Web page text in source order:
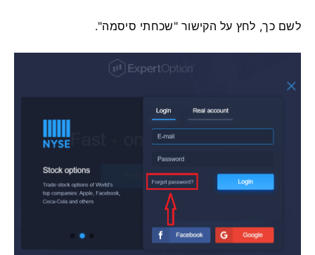
לשם כך, לחץ על הקישור "שכחתי סיסמה".